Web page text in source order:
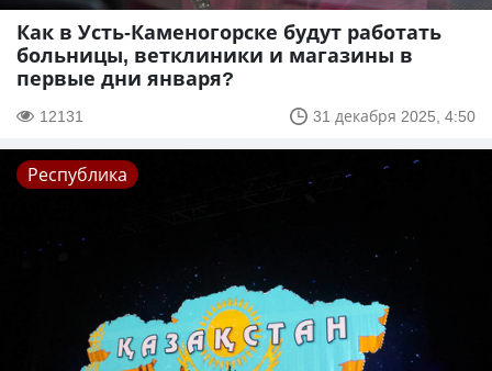
Как в Усть-Каменогорске будут работать
больницы, ветклиники и магазины в
первые дни января?
12131 31 декабря 2025, 4:50
Республика